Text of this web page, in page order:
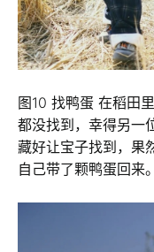
图10 找鸭蛋 在稻田
都没找到，幸得另一
藏好让宝子找到，果
自己带了颗鸭蛋回来。